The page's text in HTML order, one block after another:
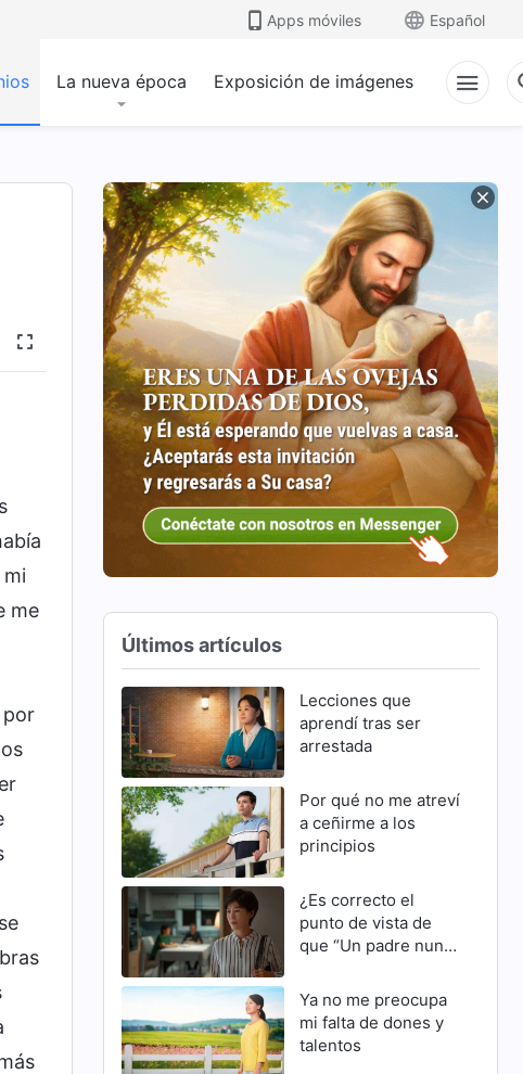
Apps móviles Español
La nueva época Exposición de imágenes
mi
me
por
Últimos artículos
Lecciones que
aprendí tras ser
arrestada
Por qué no me atreví
a ceñirme a los
principios
¿Es correcto el
punto de vista de
que “Un padre nunca
Ya no me preocupa
mi falta de dones y
talentos